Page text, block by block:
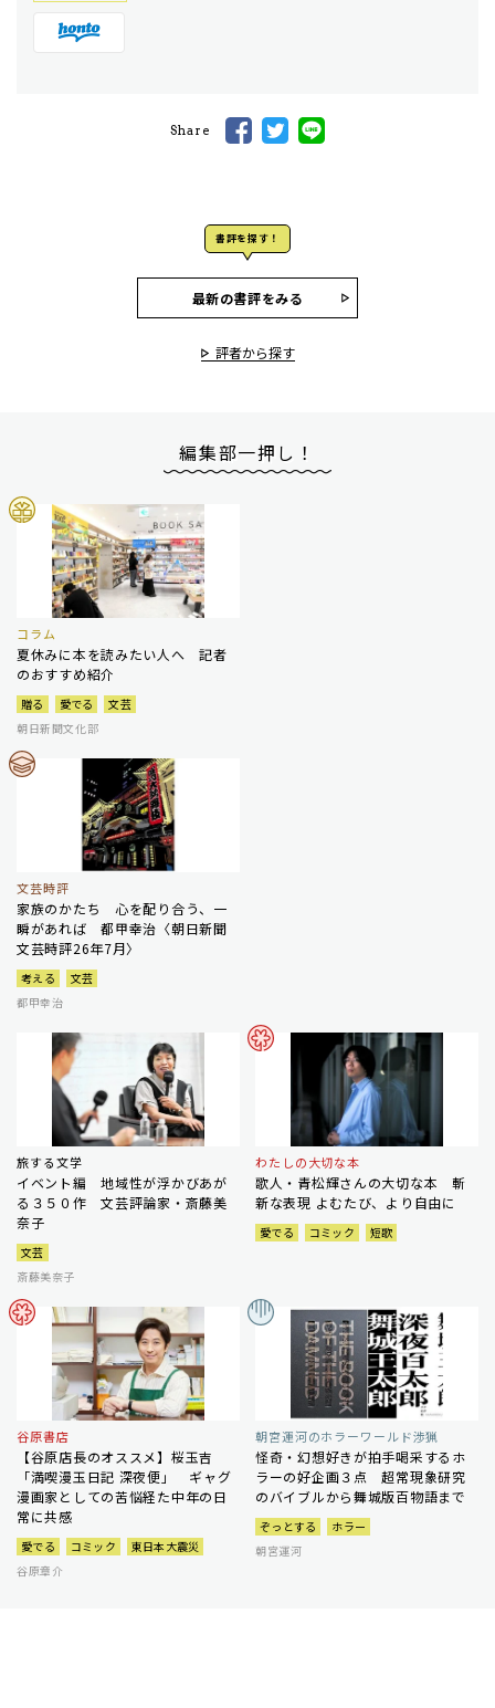
Share
書評を探す！
最新の書評をみる
評者から探す
編集部一押し！
コラム
夏休みに本を読みたい人へ 記者
のおすすめ紹介
贈る 愛でる
文芸
朝日新聞文化部
文芸時評
家族のかたち 心を配り合う、一
瞬があれば 都甲幸治〈朝日新聞
文芸時評26年7月〉
考える
文芸
都甲幸治
旅する文学
イベント編 地域性が浮かびあが
る３５０作 文芸評論家・斎藤美
奈子
文芸
斎藤美奈子
わたしの大切な本
歌人・青松輝さんの大切な本 斬
新な表現 よむたび、より自由に
愛でる コミック 短歌
谷原書店
【谷原店長のオススメ】桜玉吉
「満喫漫玉日記 深夜便」 ギャグ
漫画家としての苦悩経た中年の日
常に共感
愛でる コミック
東日本大震災
谷原章介
朝宮運河のホラーワールド渉猟
怪奇・幻想好きが拍手喝采するホ
ラーの好企画３点 超常現象研究
のバイブルから舞城版百物語まで
ぞっとする
ホラー
朝宮運河